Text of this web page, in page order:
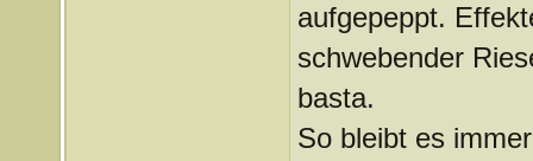
aufgepeppt.
schwebender
basta.
So bleibt es